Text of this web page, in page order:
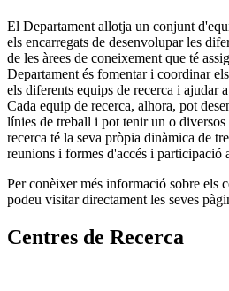
El Departament allotja un conjunt
els encarregats de desenvolupar les
de les àrees de coneixement que té
Departament és fomentar i coordinar
els diferents equips de recerca i ajudar
Cada equip de recerca, alhora, pot
línies de treball i pot tenir un o
recerca té la seva pròpia dinàmica de
reunions i formes d'accés i participació
Per conèixer més informació sobre els
podeu visitar directament les seves
Centres de Recerca